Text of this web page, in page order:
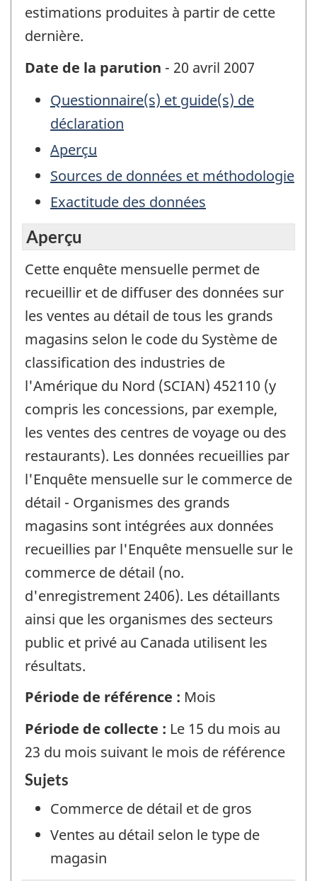
estimations produites à partir de cette
dernière.
Date de la parution - 20 avril 2007
Questionnaire(s) et guide(s) de
déclaration
Aperçu
Sources de données et méthodologie
Exactitude des données
Aperçu
Cette enquête mensuelle permet de
recueillir et de diffuser des données sur
les ventes au détail de tous les grands
magasins selon le code du Système de
classification des industries de
l'Amérique du Nord (SCIAN) 452110 (y
compris les concessions, par exemple,
les ventes des centres de voyage ou des
restaurants). Les données recueillies par
l'Enquête mensuelle sur le commerce de
détail - Organismes des grands
magasins sont intégrées aux données
recueillies par l'Enquête mensuelle sur le
commerce de détail (no.
d'enregistrement 2406). Les détaillants
ainsi que les organismes des secteurs
public et privé au Canada utilisent les
résultats.
Période de référence : Mois
Période de collecte : Le 15 du mois au
23 du mois suivant le mois de référence
Sujets
Commerce de détail et de gros
Ventes au détail selon le type de
magasin